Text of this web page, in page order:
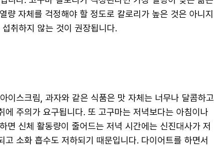
량 자체를 걱정해야 할 정도로 칼로리가 높은 것은 아니지
취하지 않는 것이 권장됩니다.
이스크림, 과자와 같은 식품은 맛 자체는 너무나 달콤하고
주의가 요구됩니다. 또 고구마는 저녁보다는 아침이나
면 신체 활동량이 줄어드는 저녁 시간에는 신진대사가 저
소화 흡수도 저하되기 때문입니다. 다이어트를 하면서